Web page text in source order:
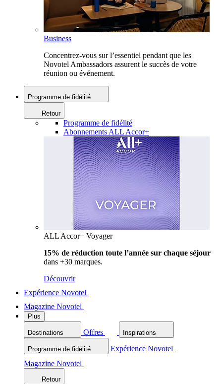
Business
Concentrez-vous sur l’essentiel pendant que les
Novotel Ambassadors assurent le succès de votre
réunion ou événement.
Programme de fidélité
Retour
Programme de fidélité
Abonnements ALL Accor+
ALL Accor+ Voyager
15% de réduction toute l’année sur chaque séjour
dans +30 marques.
Découvrir
Expérience Novotel
Magazine Novotel
Plus
Destinations Offres Inspirations
Programme de fidélité
Expérience Novotel
Magazine Novotel
Retour